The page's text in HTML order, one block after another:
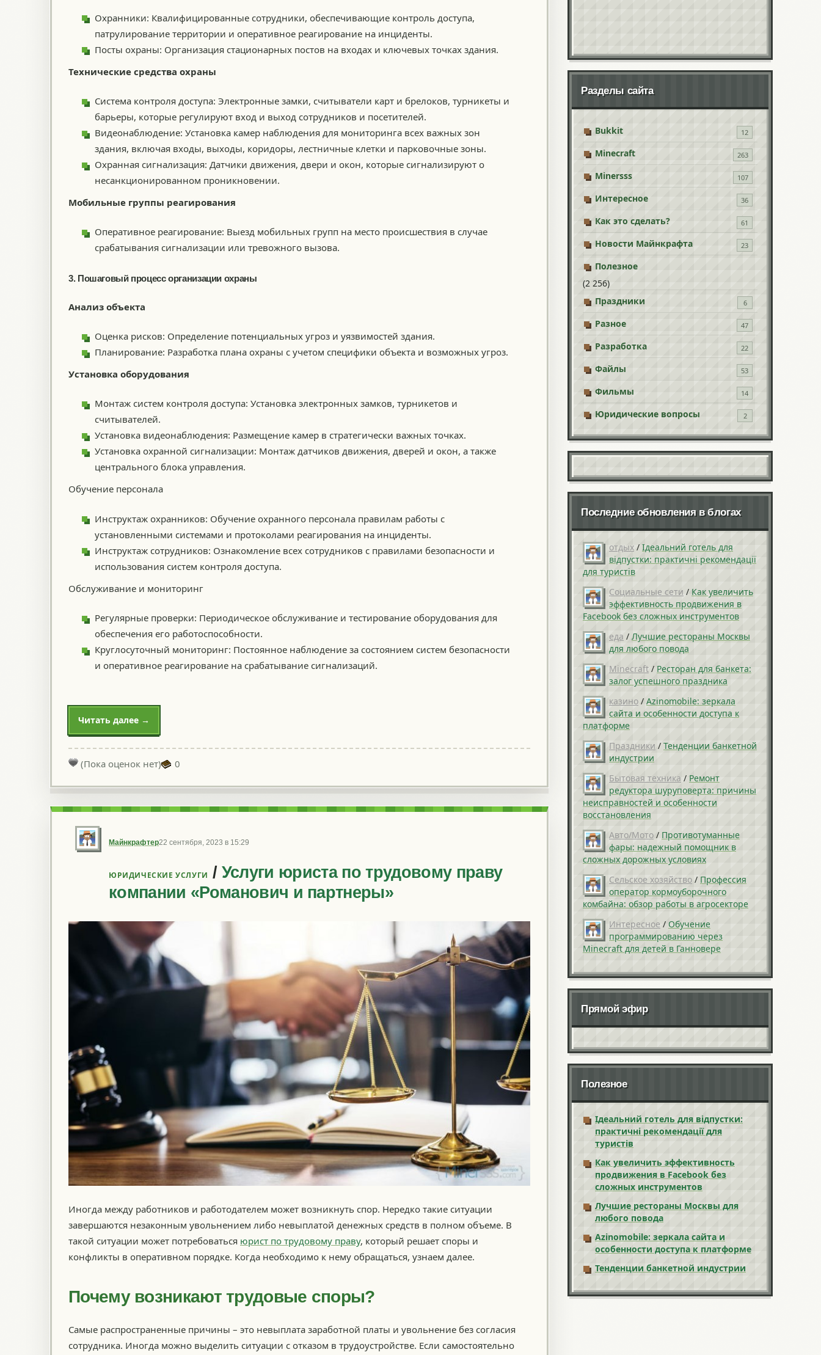
Охранники: Квалифицированные сотрудники, обеспечивающие контроль доступа,
патрулирование территории и оперативное реагирование на инциденты.
Посты охраны: Организация стационарных постов на входах и ключевых точках здания.
Технические средства охраны
Система контроля доступа: Электронные замки, считыватели карт и брелоков, турникеты и
барьеры, которые регулируют вход и выход сотрудников и посетителей.
Видеонаблюдение: Установка камер наблюдения для мониторинга всех важных зон
здания, включая входы, выходы, коридоры, лестничные клетки и парковочные зоны.
Охранная сигнализация: Датчики движения, двери и окон, которые сигнализируют о
несанкционированном проникновении.
Мобильные группы реагирования
Оперативное реагирование: Выезд мобильных групп на место происшествия в случае
срабатывания сигнализации или тревожного вызова.
3. Пошаговый процесс организации охраны
Анализ объекта
Оценка рисков: Определение потенциальных угроз и уязвимостей здания.
Планирование: Разработка плана охраны с учетом специфики объекта и возможных угроз.
Установка оборудования
Монтаж систем контроля доступа: Установка электронных замков, турникетов и
считывателей.
Установка видеонаблюдения: Размещение камер в стратегически важных точках.
Установка охранной сигнализации: Монтаж датчиков движения, дверей и окон, а также
центрального блока управления.
Обучение персонала
Инструктаж охранников: Обучение охранного персонала правилам работы с
установленными системами и протоколами реагирования на инциденты.
Инструктаж сотрудников: Ознакомление всех сотрудников с правилами безопасности и
использования систем контроля доступа.
Обслуживание и мониторинг
Регулярные проверки: Периодическое обслуживание и тестирование оборудования для
обеспечения его работоспособности.
Круглосуточный мониторинг: Постоянное наблюдение за состоянием систем безопасности
и оперативное реагирование на срабатывание сигнализаций.
Читать далее →
(Пока оценок нет) 0
Майнкрафтер22 сентября, 2023 в 15:29
ЮРИДИЧЕСКИЕ УСЛУГИ / Услуги юриста по трудовому праву
компании «Романович и партнеры»
Иногда между работников и работодателем может возникнуть спор. Нередко такие ситуации
завершаются незаконным увольнением либо невыплатой денежных средств в полном объеме. В
такой ситуации может потребоваться юрист по трудовому праву, который решает споры и
конфликты в оперативном порядке. Когда необходимо к нему обращаться, узнаем далее.
Почему возникают трудовые споры?
Самые распространенные причины – это невыплата заработной платы и увольнение без согласия
сотрудника. Иногда можно выделить ситуации с отказом в трудоустройстве. Если самостоятельно
Разделы сайта
Bukkit 12
Minecraft 263
Minersss 107
Интересное 36
Как это сделать? 61
Новости Майнкрафта 23
Полезное
(2 256)
Праздники
6
Разное 47
Разработка 22
Файлы 53
Фильмы 14
Юридические вопросы 2
Последние обновления в блогах
отдых / Ідеальний готель для
відпустки: практичні рекомендації
для туристів
Социальные сети / Как увеличить
эффективность продвижения в
Facebook без сложных инструментов
еда / Лучшие рестораны Москвы
для любого повода
Minecraft / Ресторан для банкета:
залог успешного праздника
казино / Azinomobile: зеркала
сайта и особенности доступа к
платформе
Праздники / Тенденции банкетной
индустрии
Бытовая техника / Ремонт
редуктора шуруповерта: причины
неисправностей и особенности
восстановления
Авто/Мото / Противотуманные
фары: надежный помощник в
сложных дорожных условиях
Сельское хозяйство / Профессия
оператор кормоуборочного
комбайна: обзор работы в агросекторе
Интересное / Обучение
программированию через
Minecraft для детей в Ганновере
Прямой эфир
Полезное
Ідеальний готель для відпустки:
практичні рекомендації для
туристів
Как увеличить эффективность
продвижения в Facebook без
сложных инструментов
Лучшие рестораны Москвы для
любого повода
Azinomobile: зеркала сайта и
особенности доступа к платформе
Тенденции банкетной индустрии